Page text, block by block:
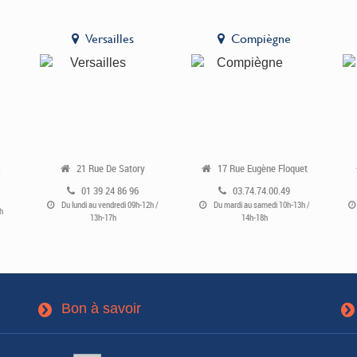
Versailles
21 Rue De Satory
01 39 24 86 96
Du lundi au vendredi 09h-12h /
13h-17h
Compiègne
17 Rue Eugène Floquet
03.74.74.00.49
Du mardi au samedi 10h-13h /
14h-18h
3 Bon à savoir 3